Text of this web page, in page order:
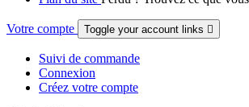
Votre compte Toggle your account links 
Suivi de commande
Connexion
Créez votre compte